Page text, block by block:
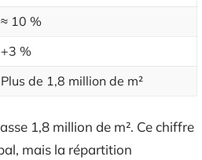
≈ 10 %
+3 %
Plus de 1,8 million de m²
1,8 million de m². Ce chiffre
mais la répartition